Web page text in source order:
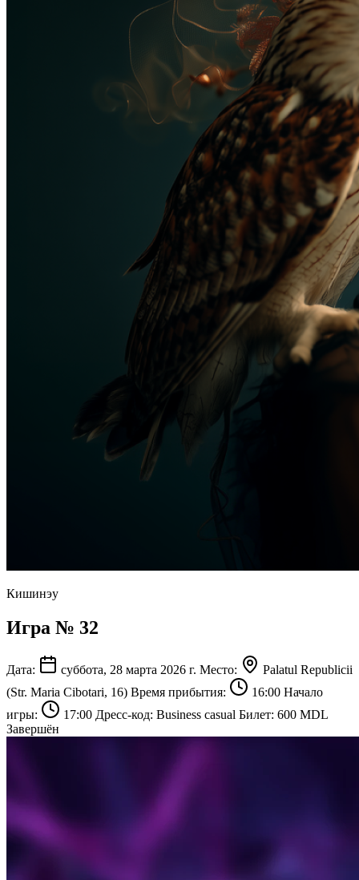
Кишинэу
Игра № 32
Дата: суббота, 28 марта 2026 г. Место:
Palatul Republicii
(Str. Maria Cibotari, 16) Время прибытия: 16:00 Начало
игры:
17:00 Дресс-код: Business casual Билет: 600 MDL
Завершён